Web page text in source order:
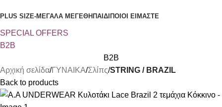
PLUS SIZE-ΜΕΓΑΛΑ ΜΕΓΕΘΗ ΠΑΙΔΙ ΠΟΙΟΙ ΕΙΜΑΣΤΕ
SPECIAL OFFERS
B2B
B2B
Αρχική σελίδα ΓΥΝΑΙΚΑ Σλίπς STRING / BRAZIL
Back to products